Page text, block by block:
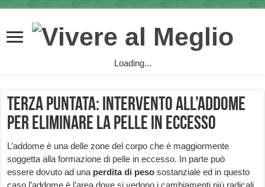
Loading...
Terza puntata: Intervento all’addome
per eliminare la pelle in eccesso
L’addome è una delle zone del corpo che è maggiormente
soggetta alla formazione di pelle in eccesso. In parte può
essere dovuto ad una perdita di peso sostanziale ed in questo